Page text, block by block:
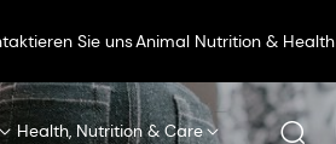
Sie unsAnimal Nutrition & Health
Health, Nutrition & Care